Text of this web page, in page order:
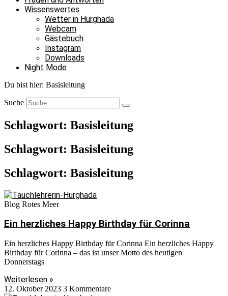
Wissenswertes
Wetter in Hurghada
Webcam
Gästebuch
Instagram
Downloads
Night Mode
Du bist hier: Basisleitung
Suche
Schlagwort: Basisleitung
Schlagwort: Basisleitung
Schlagwort: Basisleitung
Blog Rotes Meer
Ein herzliches Happy Birthday für Corinna
Ein herzliches Happy Birthday für Corinna Ein herzliches Happy
Birthday für Corinna – das ist unser Motto des heutigen
Donnerstags
Weiterlesen »
12. Oktober 2023 3 Kommentare